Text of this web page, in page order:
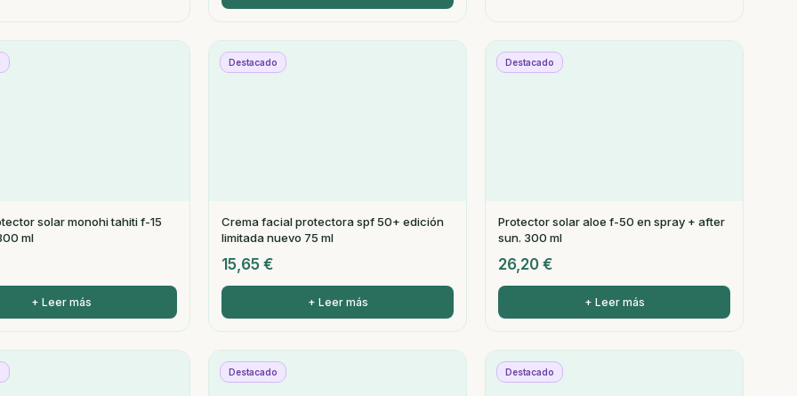
solar monohi tahiti f-15
ml
+ Leer más
Destacado
Crema facial protectora spf 50+ edición
limitada nuevo 75 ml
15,65 €
+ Leer más
Destacado
Protector solar aloe f-50 en spray + after
sun. 300 ml
26,20 €
+ Leer más
Destacado Destacado